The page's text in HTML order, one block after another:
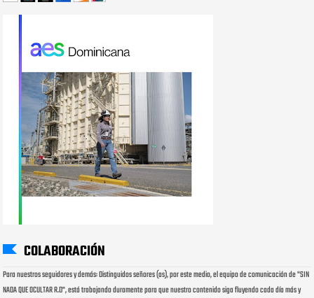
COLABORACIÓN
Para nuestros seguidores y demás: Distinguidos señores (as), por este medio, el equipo de comunicación de "SIN
NADA QUE OCULTAR R.D", está trabajando duramente para que nuestro contenido siga fluyendo cada día más y